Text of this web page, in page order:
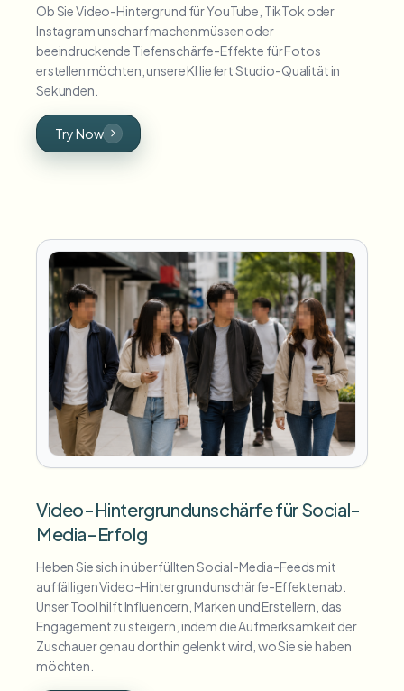
Ob Sie Video-Hintergrund für YouTube, TikTok oder
Instagram unscharf machen müssen oder
beeindruckende Tiefenschärfe-Effekte für Fotos
erstellen möchten, unsere KI liefert Studio-Qualität in
Sekunden.
Try Now
Video-Hintergrundunschärfe für Social-
Media-Erfolg
Heben Sie sich in überfüllten Social-Media-Feeds mit
auffälligen Video-Hintergrundunschärfe-Effekten ab.
Unser Tool hilft Influencern, Marken und Erstellern, das
Engagement zu steigern, indem die Aufmerksamkeit der
Zuschauer genau dorthin gelenkt wird, wo Sie sie haben
möchten.